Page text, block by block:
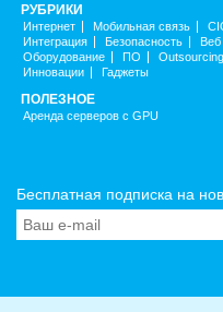
РУБРИКИ
Интернет Мобильная связь
Интеграция
Безопасность Веб
Оборудование
ПО Outsourcing
Инновации
Гаджеты
ПОЛЕЗНОЕ
Аренда серверов с GPU
Бесплатная подписка на